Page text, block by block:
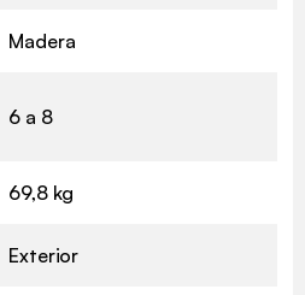
Madera
6 a 8
69,8 kg
Exterior